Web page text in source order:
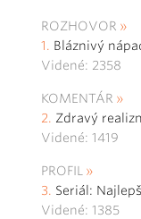
ROZHOVOR
Bláznivý
Videné: 2358
KOMENTÁR
Zdravý
Videné: 1419
PROFIL
Seriál:
Videné: 1385